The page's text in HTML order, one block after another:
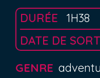
DURÉE
1H38
DATE DE
GENRE